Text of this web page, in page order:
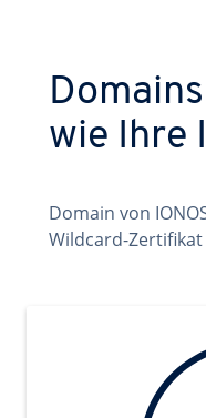
wie Ihre
Domain von
Wildcard-